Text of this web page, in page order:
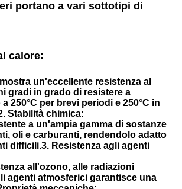
portano a vari sottotipi di
calore:
un'eccellente resistenza al
gradi in grado di resistere a
250°C per brevi periodi e 250°C in
Stabilità chimica:
a un'ampia gamma di sostanze
oli e carburanti, rendendolo adatto
difficili.3. Resistenza agli agenti
all'ozono, alle radiazioni
agenti atmosferici garantisce una